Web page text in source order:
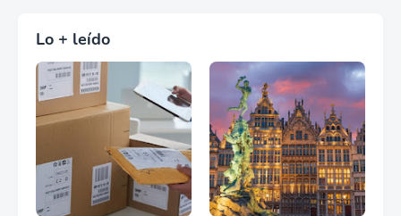
Lo + leído